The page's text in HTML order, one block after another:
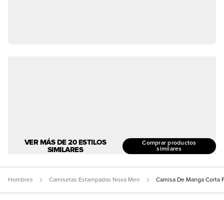
VER MÁS DE 20 ESTILOS
SIMILARES
Comprar productos
similares
Hombres Camisetas Estampadas Nova Men Camisa De Manga Corta